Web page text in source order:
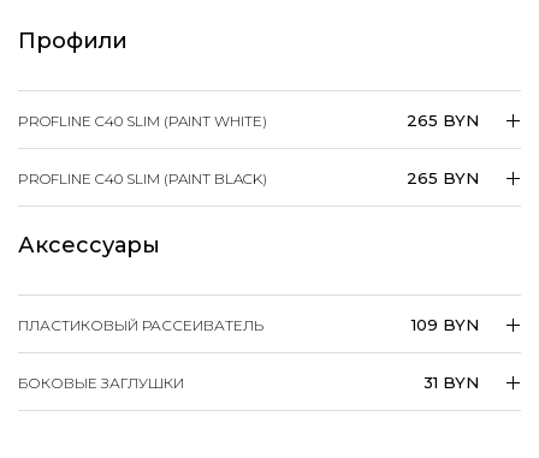
Профили
PROFLINE C40 SLIM (PAINT WHITE) 265 BYN
PROFLINE C40 SLIM (PAINT BLACK) 265 BYN
Аксессуары
ПЛАСТИКОВЫЙ РАССЕИВАТЕЛЬ 109 BYN
БОКОВЫЕ ЗАГЛУШКИ 31 BYN